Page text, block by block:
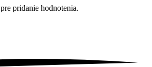
pre pridanie hodnotenia.